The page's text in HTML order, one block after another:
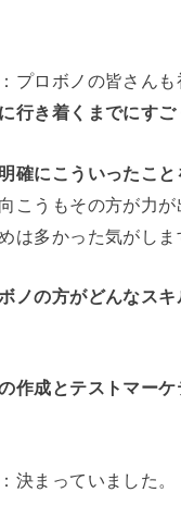
プロボノの皆さんも
行き着くまでにす
確にこういったこ
こうもその方が力
は多かった気がしま
ノの方がどんなス
作成とテストマー
決まっていました。